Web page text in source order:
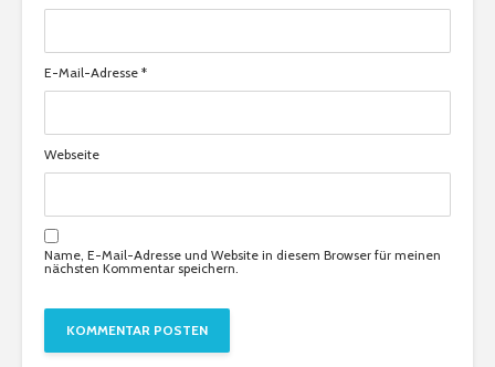
E-Mail-Adresse *
Webseite
Name, E-Mail-Adresse und Website in diesem Browser für meinen
nächsten Kommentar speichern.